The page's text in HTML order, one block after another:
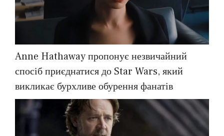
Anne Hathaway пропонує незвичайний
спосіб приєднатися до Star Wars, який
викликає бурхливе обурення фанатів